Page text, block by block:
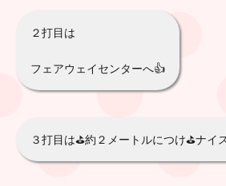
２打目は
フェアウェイセンターへ👍
３打目は⛳️約２メートルにつけ⛳️ナイ